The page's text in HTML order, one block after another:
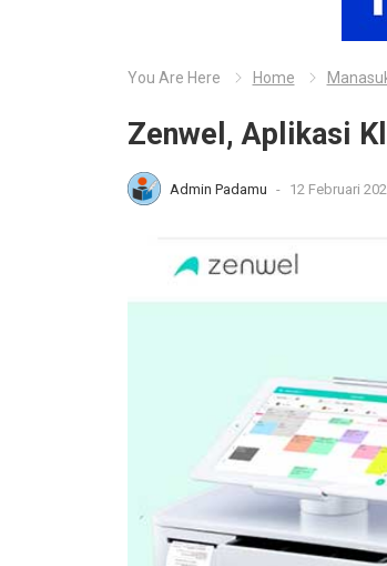
You Are Here Home
Zenwel, Aplikasi
Admin Padamu - 12 Februari